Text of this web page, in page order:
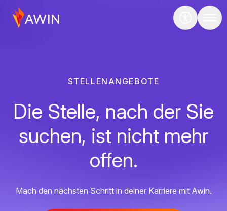
STELLENANGEBOTE
Die Stelle, nach der Sie
suchen, ist nicht mehr
offen.
Mach den nächsten Schritt in deiner Karriere mit Awin.